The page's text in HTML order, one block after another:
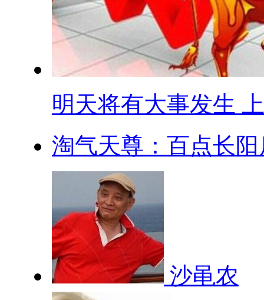
明天将有大事发生
淘气天尊：百点长
沙黾农